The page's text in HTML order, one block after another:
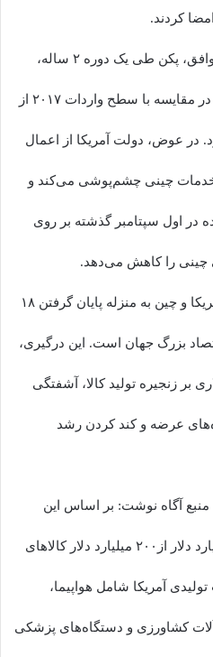
کردند.
به گفته واشنگتن بر اساس این توافق، پکن طی یک دوره ۲ ساله،
٢٠٠ میلیارد دلار کالاهای اضافی در مقایسه با سطح واردات ٢٠١٧ از
در عوض، دولت آمریکا از اعمال
خدمات چینی چشم‌پوشی می‌کند و
در اول سپتامبر گذشته بر روی
توافق تجاری مرحله اول میان آمریکا و چین به منزله پایان گرفتن ١٨
بزرگ جهان است. این درگیری،
بر زنجیره تولید کالا، آشفتگی
عرضه و کند کردن رشد
منبع آگاه نوشت: بر اساس این
توافق، چین طی ۲ سال، ٨٠ میلیارد دلار از٢٠٠ میلیارد دلار کالاهای
آمریکا شامل هواپیما،
کشاورزی و دستگاه‌های پزشکی